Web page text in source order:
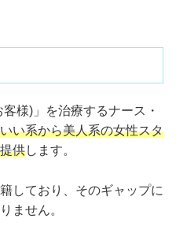
様)」を治療するナース・
い系から美人系の女性スタ
供します。
しており、そのギャップに
ません。